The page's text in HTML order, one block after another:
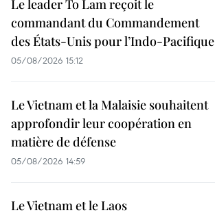
Le leader To Lam reçoit le
commandant du Commandement
des États-Unis pour l’Indo-Pacifique
05/08/2026 15:12
Le Vietnam et la Malaisie souhaitent
approfondir leur coopération en
matière de défense
05/08/2026 14:59
Le Vietnam et le Laos